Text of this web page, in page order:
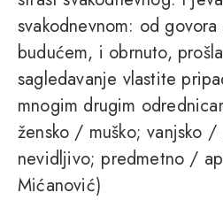
svakodnevnom: od
budućem, i obrnuto,
sagledavanje vlastite
mnogim drugim
žensko / muško; vanjsko
nevidljivo; predmetno /
Mićanović)